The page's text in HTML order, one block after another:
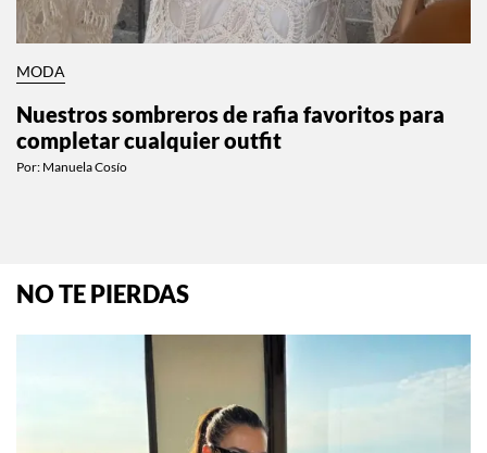
MODA
Nuestros sombreros de rafia favoritos para
completar cualquier outfit
Por: Manuela Cosío
NO TE PIERDAS